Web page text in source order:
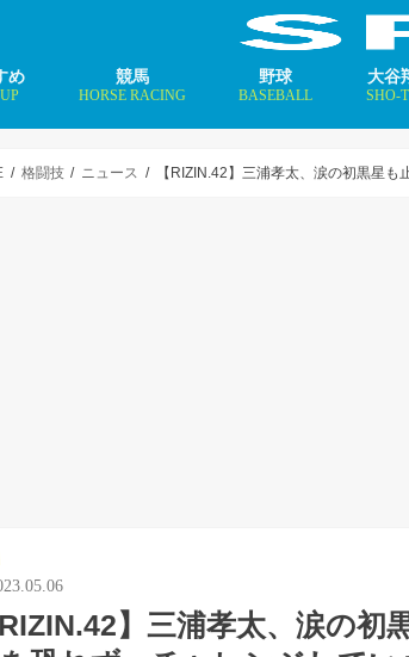
め 競馬
HORSE RACING
野球
BASEBALL
大谷
SHO-
格闘技 ニュース 【RIZIN.42】三浦孝太、涙の初黒星も
RIZIN.42】三浦孝太、涙の